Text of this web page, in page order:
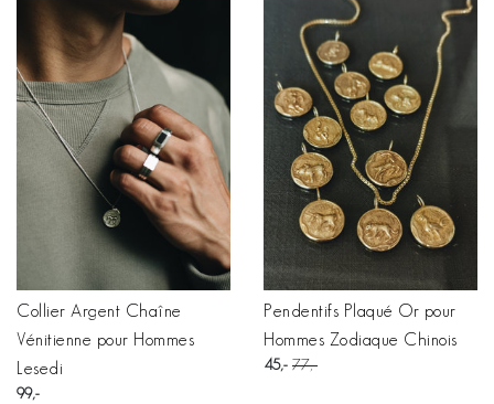
Collier Argent Chaîne
Vénitienne pour Hommes
Lesedi
99
Pendentifs Plaqué Or pour
Hommes Zodiaque Chinois
45 77